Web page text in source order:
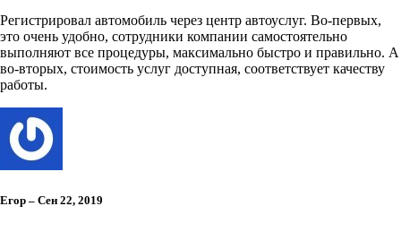
Регистрировал автомобиль через центр автоуслуг. Во-первых,
это очень удобно, сотрудники компании самостоятельно
выполняют все процедуры, максимально быстро и правильно. А
во-вторых, стоимость услуг доступная, соответствует качеству
работы.
Егор – Сен 22, 2019